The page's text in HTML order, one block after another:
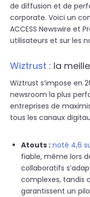
de diffusion et de
corporate. Voici un
ACCESS Newswire et
utilisateurs et sur les
Wiztrust : la
Wiztrust s’impose en
newsroom la plus
entreprises de
tous les canaux
Atouts : noté 4,6
fiable, même lors
collaboratifs
complexes, tandis
garantissent un